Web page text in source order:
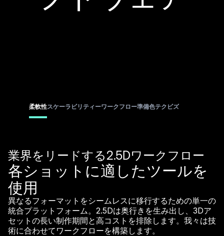
柔軟性スケーラビリティーワークフロー準備色テクビズ
業界をリードする2.5Dワークフロー
各ショットに適したツールを
使用
異なるフォーマットをシームレスに移行するための単一の
統合プラットフォーム。2.5Dは奥行きを生み出し、3Dア
セットの長い制作期間と高コストを排除します。我々は技
術に合わせてワークフローを構築します。